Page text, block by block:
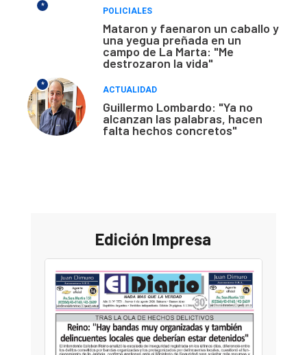
*
POLICIALES
Mataron y faenaron un caballo y
una yegua preñada en un
campo de La Marta: "Me
destrozaron la vida"
*
ACTUALIDAD
Guillermo Lombardo: "Ya no
alcanzan las palabras, hacen
falta hechos concretos"
Edición Impresa